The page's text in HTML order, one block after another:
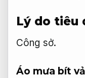
Lý do tiêu
Công sở.
Áo mưa bít